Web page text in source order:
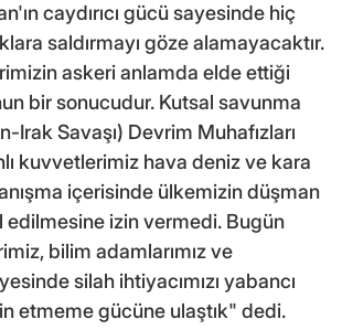
caydırıcı gücü sayesinde hiç
saldırmayı göze alamayacaktır.
askeri anlamda elde ettiği
bir sonucudur. Kutsal savunma
Irak Savaşı) Devrim Muhafızları
kuvvetlerimiz hava deniz ve kara
içerisinde ülkemizin düşman
edilmesine izin vermedi. Bugün
bilim adamlarımız ve
silah ihtiyacımızı yabancı
etmeme gücüne ulaştık" dedi.